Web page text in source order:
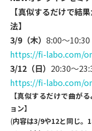
【真似するだけで結
法】
3/9（木） 8:00～10:30
https://fi-labo.com/
3/12（日） 20:30～
https://fi-labo.com/
【真似するだけで曲が
ョン】
(内容は3/9や12と同じ。